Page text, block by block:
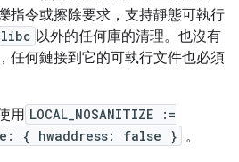
指令或擦除要求，支持靜態可執行
libc 以外的任何庫的清理。也沒有
任何鏈接到它的可執行文件也必須
用 LOCAL_NOSANITIZE :=
{ hwaddress: false } 。